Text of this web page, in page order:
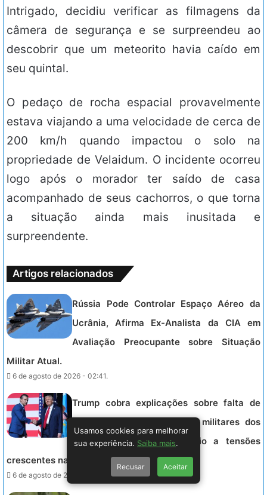
Intrigado, decidiu verificar as filmagens da
câmera de segurança e se surpreendeu ao
descobrir que um meteorito havia caído em
seu quintal.
O pedaço de rocha espacial provavelmente
estava viajando a uma velocidade de cerca de
200 km/h quando impactou o solo na
propriedade de Velaidum. O incidente ocorreu
logo após o morador ter saído de casa
acompanhado de seus cachorros, o que torna
a situação ainda mais inusitada e
surpreendente.
Artigos relacionados
Rússia Pode Controlar Espaço Aéreo da
Ucrânia, Afirma Ex-Analista da CIA em
Avaliação Preocupante sobre Situação
Militar Atual.
6 de agosto de 2026 - 02:41.
Trump cobra explicações sobre falta de
munições que limita ações militares dos
EUA contra o Irã, em meio a tensões
crescentes na região.
6 de agosto de 2026 - 02:05.
Usamos cookies para melhorar
sua experiência. Saiba mais.
Recusar Aceitar